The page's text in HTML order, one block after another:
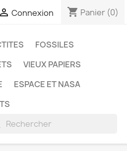
 Connexion shopping_cart Panier (0)
FOSSILES
VIEUX PAPIERS
ESPACE ET NASA